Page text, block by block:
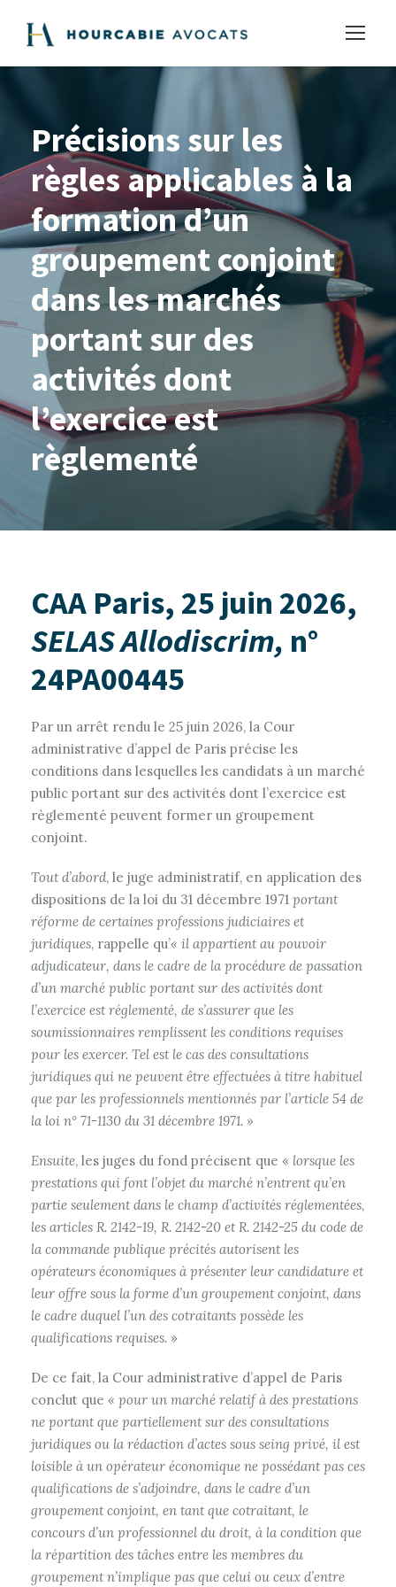
Précisions sur les
règles applicables à la
formation d’un
groupement conjoint
dans les marchés
portant sur des
activités dont
l’exercice est
règlementé
CAA Paris, 25 juin 2026,
SELAS Allodiscrim, n°
24PA00445
Par un arrêt rendu le 25 juin 2026, la Cour
administrative d’appel de Paris précise les
conditions dans lesquelles les candidats à un marché
public portant sur des activités dont l’exercice est
règlementé peuvent former un groupement
conjoint.
Tout d’abord, le juge administratif, en application des
dispositions de la loi du 31 décembre 1971 portant
réforme de certaines professions judiciaires et
juridiques, rappelle qu’« il appartient au pouvoir
adjudicateur, dans le cadre de la procédure de passation
d’un marché public portant sur des activités dont
l’exercice est réglementé, de s’assurer que les
soumissionnaires remplissent les conditions requises
pour les exercer. Tel est le cas des consultations
juridiques qui ne peuvent être effectuées à titre habituel
que par les professionnels mentionnés par l’article 54 de
la loi n° 71-1130 du 31 décembre 1971. »
Ensuite, les juges du fond précisent que « lorsque les
prestations qui font l’objet du marché n’entrent qu’en
partie seulement dans le champ d’activités réglementées,
les articles R. 2142-19, R. 2142-20 et R. 2142-25 du code de
la commande publique précités autorisent les
opérateurs économiques à présenter leur candidature et
leur offre sous la forme d’un groupement conjoint, dans
le cadre duquel l’un des cotraitants possède les
qualifications requises. »
De ce fait, la Cour administrative d’appel de Paris
conclut que « pour un marché relatif à des prestations
ne portant que partiellement sur des consultations
juridiques ou la rédaction d’actes sous seing privé, il est
loisible à un opérateur économique ne possédant pas ces
qualifications de s’adjoindre, dans le cadre d’un
groupement conjoint, en tant que cotraitant, le
concours d’un professionnel du droit, à la condition que
la répartition des tâches entre les membres du
groupement n’implique pas que celui ou ceux d’entre